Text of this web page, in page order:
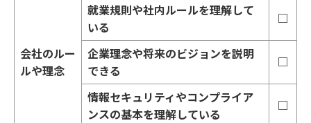
会社のルー
ルや理念
就業規則や社内ルールを理解して
いる
□
企業理念や将来のビジョンを説明
できる
□
情報セキュリティやコンプライア
ンスの基本を理解している
□